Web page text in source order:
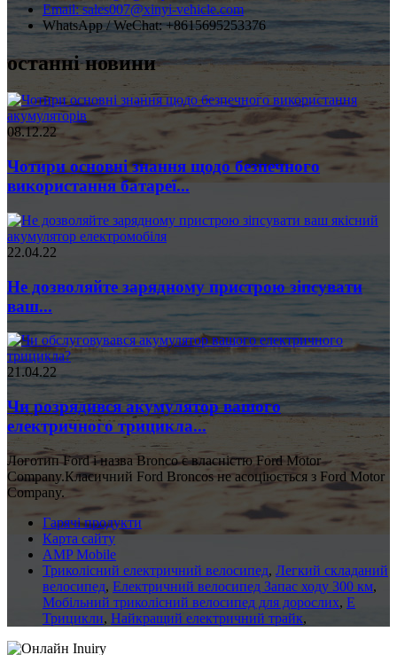
Email: sales007@xinyi-vehicle.com
WhatsApp / WeChat: +8615695253376
останні новини
08.12.22
Чотири основні знання щодо безпечного
використання батареї...
22.04.22
Не дозволяйте зарядному пристрою зіпсувати
ваш...
21.04.22
Чи розрядився акумулятор вашого
електричного трицикла...
Логотип Ford і назва Bronco є власністю Ford Motor
Company.Класичний Ford Broncos не асоціюється з Ford Motor
Company.
Гарячі продукти
Карта сайту
AMP Mobile
Триколісний електричний велосипед, Легкий складаний
велосипед, Електричний велосипед Запас ходу 300 км,
Мобільний триколісний велосипед для дорослих, E
Трицикли, Найкращий електричний трайк,